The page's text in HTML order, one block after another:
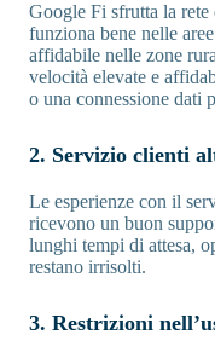
Google Fi sfrutta la
funziona bene nelle
affidabile nelle zone
velocità elevate e
o una connessione dati
2. Servizio clienti
Le esperienze con il
ricevono un buon
lunghi tempi di attesa,
restano irrisolti.
3. Restrizioni